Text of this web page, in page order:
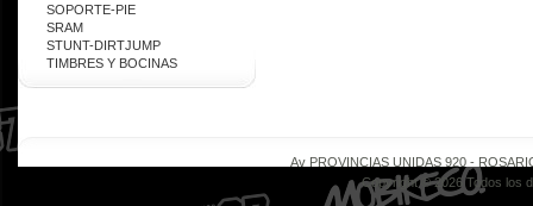
SOPORTE-PIE
SRAM
STUNT-DIRTJUMP
TIMBRES Y BOCINAS
Av PROVINCIAS UNIDAS 920 -
Copyright © 2026 Todos los